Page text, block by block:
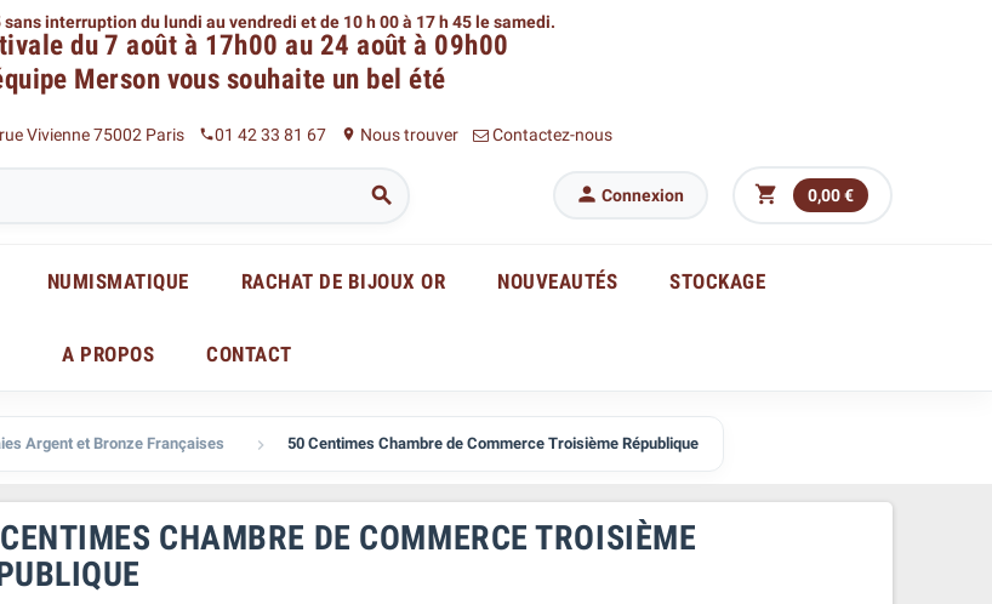
sans interruption du lundi au vendredi et de 10 h 00 à 17 h 45 le samedi.
du 7 août à 17h00 au 24 août à 09h00
Merson vous souhaite un bel été
Vivienne 75002 Paris phone01 42 33 81 67 place Nous trouver Contactez-nous
  Connexion  0,00 €
NUMISMATIQUE RACHAT DE BIJOUX OR NOUVEAUTÉS STOCKAGE
A PROPOS CONTACT
Argent et Bronze Françaises  50 Centimes Chambre de Commerce Troisième République
CHAMBRE DE COMMERCE TROISIÈME